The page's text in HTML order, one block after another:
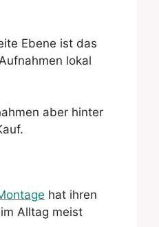
Ebene ist das
lokal
aber hinter
hat ihren
Alltag meist